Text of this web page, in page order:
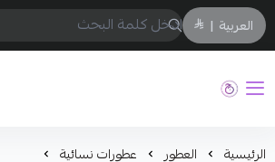
العربية |
حفيز
الرئيسية العطور عطورات نسائية